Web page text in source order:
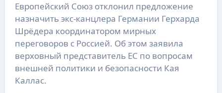
Европейский Союз отклонил предложение
назначить экс-канцлера Германии Герхарда
Шрёдера координатором мирных
переговоров с Россией. Об этом заявила
верховный представитель ЕС по вопросам
внешней политики и безопасности Кая
Каллас.